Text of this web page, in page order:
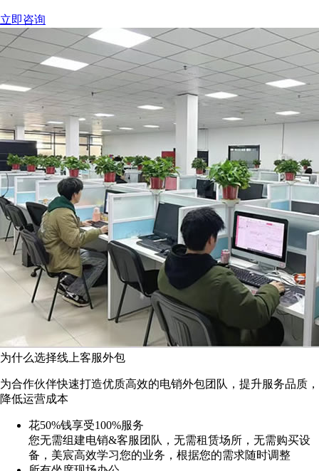
立即咨询
为什么选择线上客服外包
为合作伙伴快速打造优质高效的电销外包团队，提升服务品质，
降低运营成本
花50%钱享受100%服务
您无需组建电销&客服团队，无需租赁场所，无需购买设
备，美宸高效学习您的业务，根据您的需求随时调整